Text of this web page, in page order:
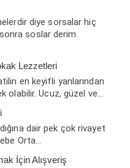
diye sorsalar hiç
soslar derim.
Lezzetleri
en keyifli yanlarından
olabilir. Ucuz, güzel ve…
dair pek çok rivayet
Orta…
İçin Alışveriş